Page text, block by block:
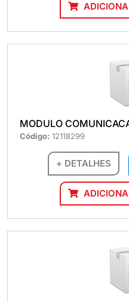
MODULO
Código: 12118299
+ DETALHES